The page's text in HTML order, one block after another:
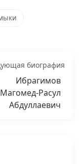
биография
Ибрагимов
Магомед-Расул
Абдуллаевич